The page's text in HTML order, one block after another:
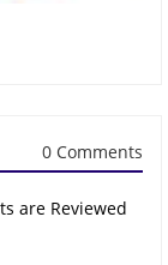
0 Comments
are Reviewed